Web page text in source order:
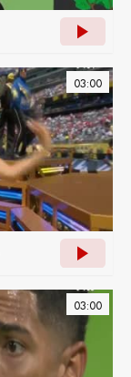
03:00
03:00